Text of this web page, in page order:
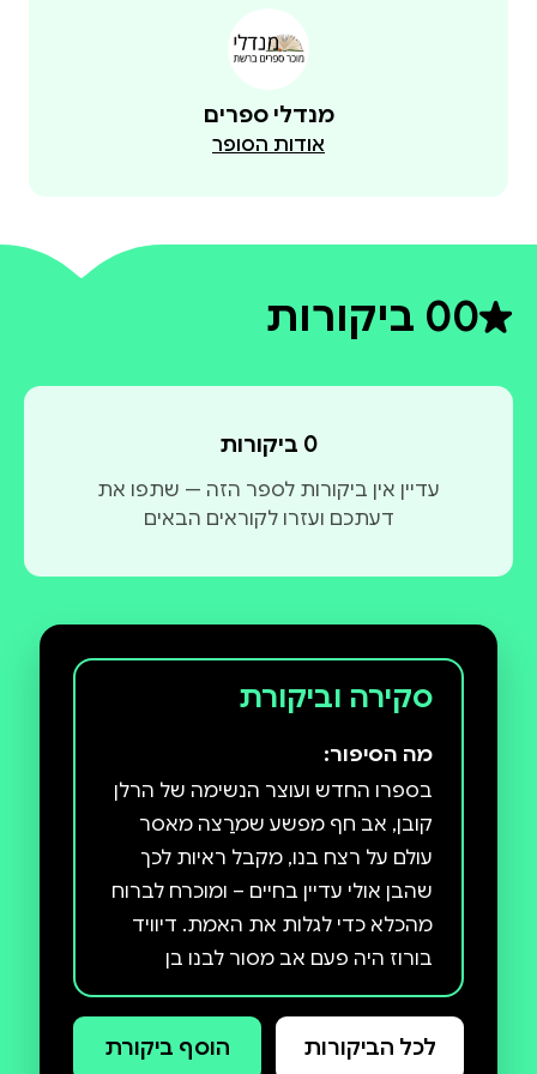
מנדלי ספרים
אודות הסופר
0דירוג ממוצע 0 מתוך 5
0 ביקורות
0 ביקורות
עדיין אין ביקורות לספר הזה — שתפו את
דעתכם ועזרו לקוראים הבאים
סקירה וביקורת
מה הסיפור:
בספרו החדש ועוצר הנשימה של הרלן
קובן, אב חף מפשע שמרַצה מאסר
עולם על רצח בנו, מקבל ראיות לכך
שהבן אולי עדיין בחיים – ומוכרח לברוח
מהכלא כדי לגלות את האמת. דיוויד
בורוז היה פעם אב מסור לבנו בן
השלוש מתיו, עד שלילה גורלי אחד הוא
מתעורר בפתאומיות ומגלה שמתיו
נרצח, בשעה שהוא עצמו ישן בחדר
לכל הביקורות הוסף ביקורת